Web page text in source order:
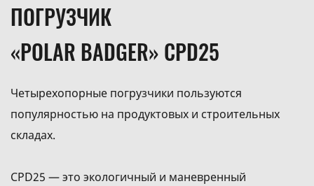
ПОГРУЗЧИК
«POLAR BADGER» CPD25
Четырехопорные погрузчики пользуются
популярностью на продуктовых и строительных
складах.
CPD25 — это экологичный и маневренный